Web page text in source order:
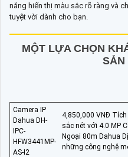
năng hiển thị màu sắc rõ ràng và
tuyệt vời dành cho bạn.
MỘT LỰA CHỌN
SẢN
Camera IP
Dahua DH-
IPC-
HFW3441MP-
AS-I2
4,850,000 VNĐ
sắc nét với 4.0 MP
Ngoại 80m Dahua
những công nghệ